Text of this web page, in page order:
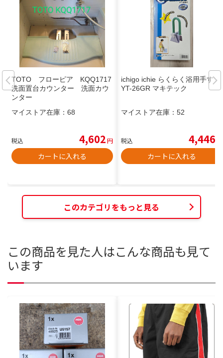
TOTO フローピア KQQ1717
洗面置台カウンター 洗面カウ
ンター
マイストア在庫： 68
税込 4,602円
カートに入れる
ichigo ichie らくらく浴用手すり
YT-26GR マキテック
マイストア在庫： 52
税込 4,446
カートに入れる
このカテゴリをもっと見る
この商品を見た人はこんな商品も見て
います